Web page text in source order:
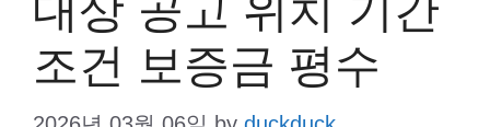
대상 공고 위치 기간
조건 보증금 평수